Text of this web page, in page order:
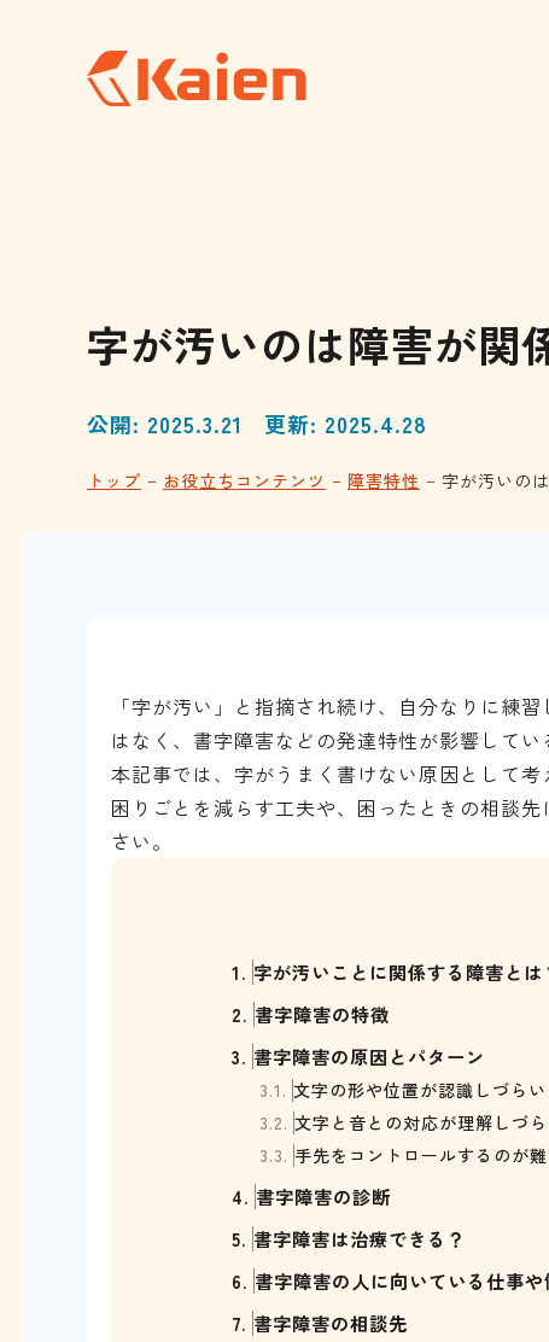
字が汚いのは障害が関
公開: 2025.3.21 更新: 2025.4.28
トップ お役立ちコンテンツ 障害特性 字が汚いの
「字が汚い」と指摘され続け、自分なりに練
はなく、書字障害などの発達特性が影響してい
本記事では、字がうまく書けない原因として
困りごとを減らす工夫や、困ったときの相談
さい。
1. 字が汚いことに関係する障害と
2. 書字障害の特徴
3. 書字障害の原因とパターン
3.1. 文字の形や位置が認識しづらい
3.2. 文字と音との対応が理解しづ
3.3. 手先をコントロールするのが
4. 書字障害の診断
5. 書字障害は治療できる？
6. 書字障害の人に向いている仕事や
7. 書字障害の相談先